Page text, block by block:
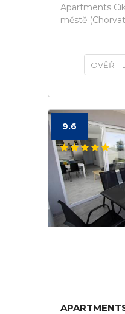
Apartments
městě
OVĚŘIT
9.6